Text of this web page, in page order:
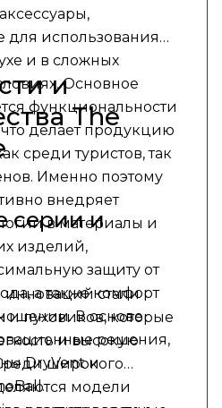
для использования
и в сложных
Основное
функциональности
делает продукцию
среди туристов, так
внедряет
в материалы и
изделий,
защиту от
а также комфорт
В основе
решения,
DryVent и
и
The
серии и
стали
и пуховиков, которые
и высокую
широкого
модели